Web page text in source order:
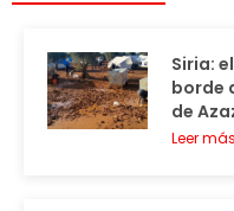
Siria:
borde
de
Leer más